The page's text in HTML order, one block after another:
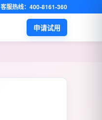
客服热线：400-8161-360
申请试用